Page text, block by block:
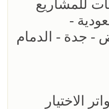
للمشاريع
-
- جدة - الدمام
الاختيار